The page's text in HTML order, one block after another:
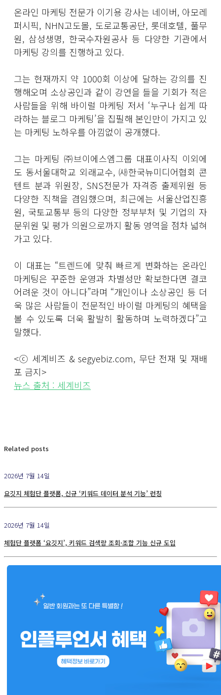
온라인 마케팅 전문가 이기용 강사는 네이버, 아모레
퍼시픽, NHN고도몰, 도로교통공단, 롯데호텔, 풀무
원, 삼성생명, 한국수자원공사 등 다양한 기관에서
마케팅 강의를 진행하고 있다.
그는 현재까지 약 1000회 이상에 달하는 강의를 진
행해오며 소상공인과 같이 강연을 들을 기회가 적은
사람들을 위해 바이럴 마케팅 저서 ‘누구나 쉽게 따
라하는 블로그 마케팅’을 집필해 본인만이 가지고 있
는 마케팅 노하우를 아낌없이 공개했다.
그는 마케팅 ㈜브이에스엠그룹 대표이사직 이외에
도 동서울대학교 외래교수, ㈔한국뉴미디어협회 콘
텐트 분과 위원장, SNS전문가 자격증 출제위원 등
다양한 직책을 겸임했으며, 최근에는 서울산업진흥
원, 국토교통부 등의 다양한 정부부처 및 기업의 자
문위원 및 평가 의원으로까지 활동 영역을 점차 넓혀
가고 있다.
이 대표는 “트렌드에 맞춰 빠르게 변화하는 온라인
마케팅은 꾸준한 운영과 차별성만 확보한다면 결코
어려운 것이 아니다”라며 “개인이나 소상공인 등 더
욱 많은 사람들이 전문적인 바이럴 마케팅의 혜택을
볼 수 있도록 더욱 활발히 활동하며 노력하겠다”고
말했다.
<ⓒ 세계비즈 & segyebiz.com, 무단 전재 및 재배
포 금지>
뉴스 출처 : 세계비즈
Related posts
2026년 7월 14일
요깃지 체험단 플랫폼, 신규 ‘키워드 데이터 분석 기능’ 런칭
2026년 7월 14일
체험단 플랫폼 ‘요깃지’, 키워드 검색량 조회·조합 기능 신규 도입